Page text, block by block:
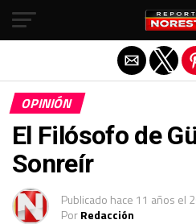
OPINIÓN
El Filósofo de
Sonreír
Publicado hace 11 años el
PorRedacción
Salir de la